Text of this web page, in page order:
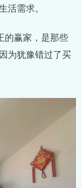
需求。
的赢家，是那些
为犹豫错过了买